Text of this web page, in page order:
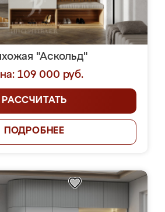
"Аскольд"
109 000 руб.
РАССЧИТАТЬ
ПОДРОБНЕЕ